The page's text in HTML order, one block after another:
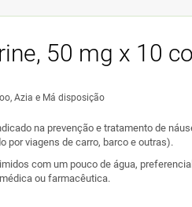
50 mg x 10
Azia e Má disposição
na prevenção e tratamento de
por viagens de carro, barco e outras).
com um pouco de água,
ou farmacêutica.